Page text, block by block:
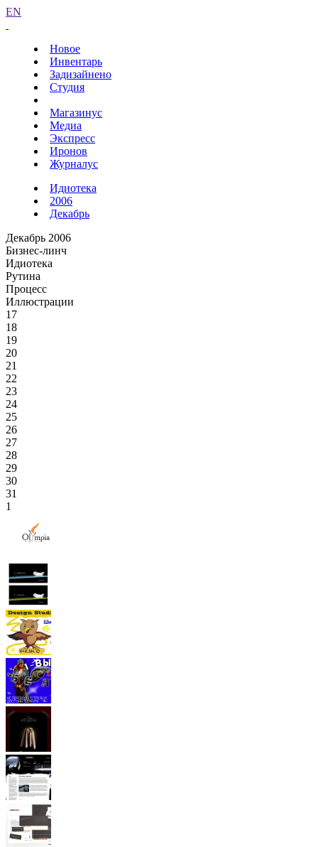
EN
Новое
Инвентарь
Задизайнено
Студия
Магазинус
Медиа
Экспресс
Иронов
Журналус
Идиотека
2006
Декабрь
Декабрь 2006
Бизнес-линч
Идиотека
Рутина
Процесс
Иллюстрации
17
18
19
20
21
22
23
24
25
26
27
28
29
30
31
1